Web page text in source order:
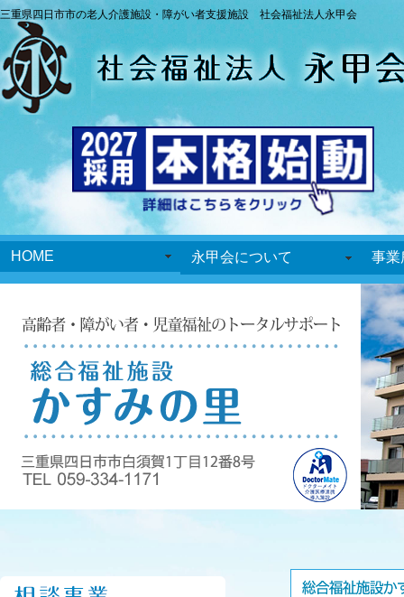
三重県四日市市の老人介護施設・障がい者支援施設 社会福祉法人永甲会
HOME 永甲会について 事業